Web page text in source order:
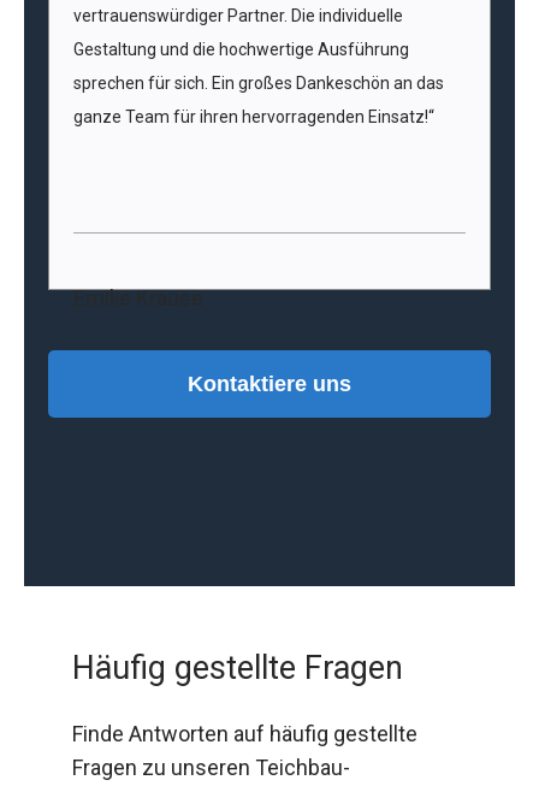
vertrauenswürdiger Partner. Die individuelle
Gestaltung und die hochwertige Ausführung
sprechen für sich. Ein großes Dankeschön an das
ganze Team für ihren hervorragenden Einsatz!“
Emilie Krause
Kontaktiere uns
Häufig gestellte Fragen
Finde Antworten auf häufig gestellte
Fragen zu unseren Teichbau-